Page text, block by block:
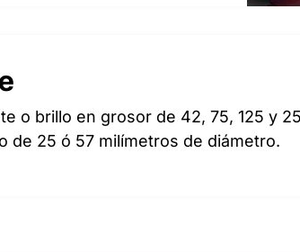
o brillo en grosor de 42, 75, 125 y
de 25 ó 57 milímetros de diámetro.